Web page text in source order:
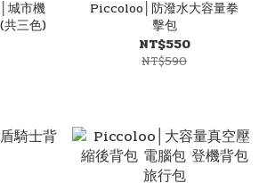
城市機
共三色)
Piccoloo│防潑水大容量拳
擊包
NT$550
NT$590